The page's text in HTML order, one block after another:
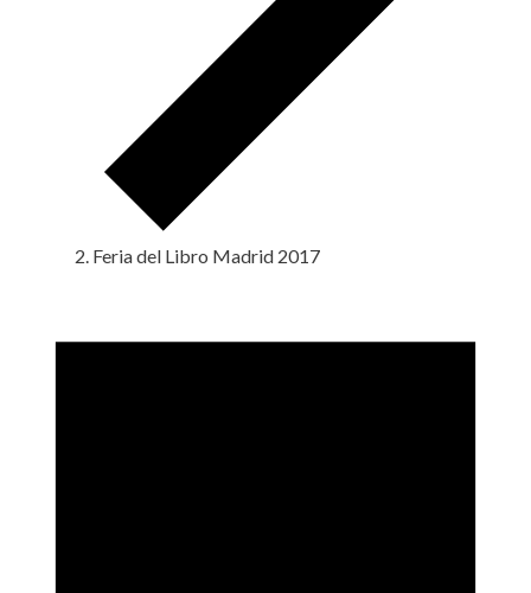
Feria del Libro Madrid 2017